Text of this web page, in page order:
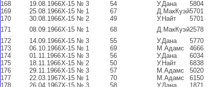
168
19.08.1966Х-15 № 3 54 У.Дана
5804
169
25.08.1966Х-15 № 1 67 Д.МакКуэй5701
170
30.08.1966Х-15 № 2 49 У.Найт
5701
171
08.09.1966Х-15 № 1 68 Д.МакКуэй2578
172
14.09.1966Х-15 № 3 55 У.Дана
5770
173
06.10.1966Х-15 № 1 69 М.Адамс
4666
174
01.11.1966Х-15 № 3 56 У.Дана
6034
175
18.11.1966Х-15 № 2 50 У.Найт
6838
176
29.11.1966Х-15 № 3 57 М.Адамс
5020
177
22.03.1967Х-15 № 1 70 М.Адамс
6150
178
26.04.1967Х-15 № 3 58 У.Дана 1871